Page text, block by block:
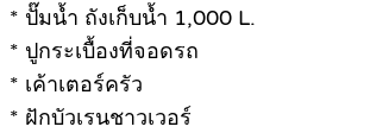
* ปั๊มน้ำ ถังเก็บน้ำ 1,000 L.
* ปูกระเบื้องที่จอดรถ
* เค้าเตอร์ครัว
* ฝักบัวเรนชาวเวอร์